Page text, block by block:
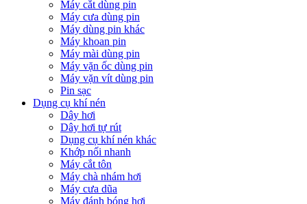
Máy cắt dùng pin
Máy cưa dùng pin
Máy dùng pin khác
Máy khoan pin
Máy mài dùng pin
Máy vặn ốc dùng pin
Máy vặn vít dùng pin
Pin sạc
Dụng cụ khí nén
Dây hơi
Dây hơi tự rút
Dụng cụ khí nén khác
Khớp nối nhanh
Máy cắt tôn
Máy chà nhám hơi
Máy cưa dũa
Máy đánh bóng hơi